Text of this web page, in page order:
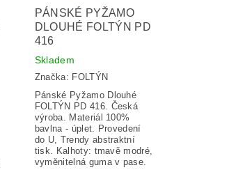
PÁNSKÉ PYŽAMO
DLOUHÉ FOLTÝN PD
416
Skladem
Značka: FOLTÝN
Pánské Pyžamo Dlouhé
FOLTÝN PD 416. Česká
výroba. Materiál 100%
bavlna - úplet. Provedení
do U, Trendy abstraktní
tisk. Kalhoty: tmavě modré,
vyměnitelná guma v pase.